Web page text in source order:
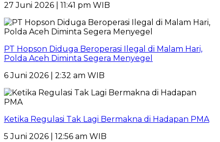
27 Juni 2026 | 11:41 pm WIB
PT Hopson Diduga Beroperasi Ilegal di Malam Hari,
Polda Aceh Diminta Segera Menyegel
6 Juni 2026 | 2:32 am WIB
Ketika Regulasi Tak Lagi Bermakna di Hadapan PMA
5 Juni 2026 | 12:56 am WIB